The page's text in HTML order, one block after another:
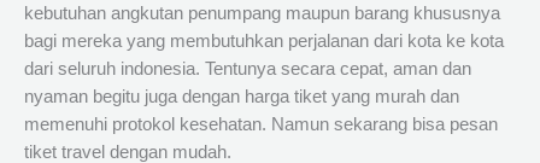
kebutuhan angkutan penumpang maupun barang khususnya
bagi mereka yang membutuhkan perjalanan dari kota ke kota
dari seluruh indonesia. Tentunya secara cepat, aman dan
nyaman begitu juga dengan harga tiket yang murah dan
memenuhi protokol kesehatan. Namun sekarang bisa pesan
tiket travel dengan mudah.